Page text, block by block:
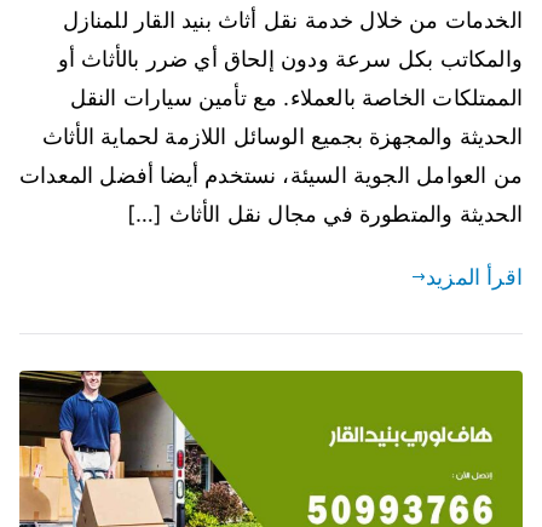
الخدمات من خلال خدمة نقل أثاث بنيد القار للمنازل
والمكاتب بكل سرعة ودون إلحاق أي ضرر بالأثاث أو
الممتلكات الخاصة بالعملاء. مع تأمين سيارات النقل
الحديثة والمجهزة بجميع الوسائل اللازمة لحماية الأثاث
من العوامل الجوية السيئة، نستخدم أيضا أفضل المعدات
الحديثة والمتطورة في مجال نقل الأثاث […]
اقرأ المزيد